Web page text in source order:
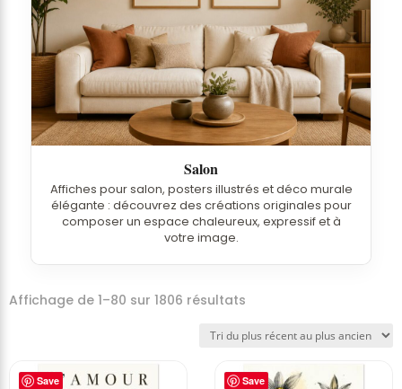
Salon
Affiches pour salon, posters illustrés et déco murale
élégante : découvrez des créations originales pour
composer un espace chaleureux, expressif et à
votre image.
Affichage de 1–80 sur 1806 résultats
Save Save